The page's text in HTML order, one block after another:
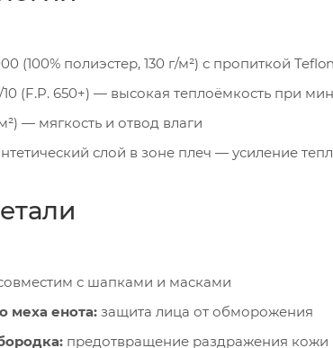
(100% полиэстер, 130 г/м²) с пропиткой
(F.P. 650+) — высокая теплоёмкость при
— мягкость и отвод влаги
слой в зоне плеч — усиление
с шапками и масками
меха енота: защита лица от обморожения
предотвращение раздражения кожи